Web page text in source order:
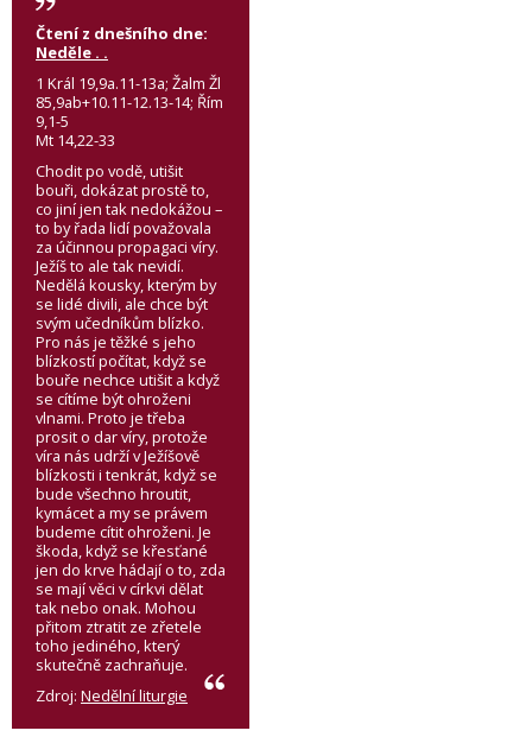
Čtení z dnešního dne:
Neděle . .
1 Král 19,9a.11-13a; Žalm Žl
85,9ab+10.11-12.13-14; Řím
9,1-5
Mt 14,22-33
Chodit po vodě, utišit
bouři, dokázat prostě to,
co jiní jen tak nedokážou –
to by řada lidí považovala
za účinnou propagaci víry.
Ježíš to ale tak nevidí.
Nedělá kousky, kterým by
se lidé divili, ale chce být
svým učedníkům blízko.
Pro nás je těžké s jeho
blízkostí počítat, když se
bouře nechce utišit a když
se cítíme být ohroženi
vlnami. Proto je třeba
prosit o dar víry, protože
víra nás udrží v Ježíšově
blízkosti i tenkrát, když se
bude všechno hroutit,
kymácet a my se právem
budeme cítit ohroženi. Je
škoda, když se křesťané
jen do krve hádají o to, zda
se mají věci v církvi dělat
tak nebo onak. Mohou
přitom ztratit ze zřetele
toho jediného, který
skutečně zachraňuje.
Zdroj: Nedělní liturgie